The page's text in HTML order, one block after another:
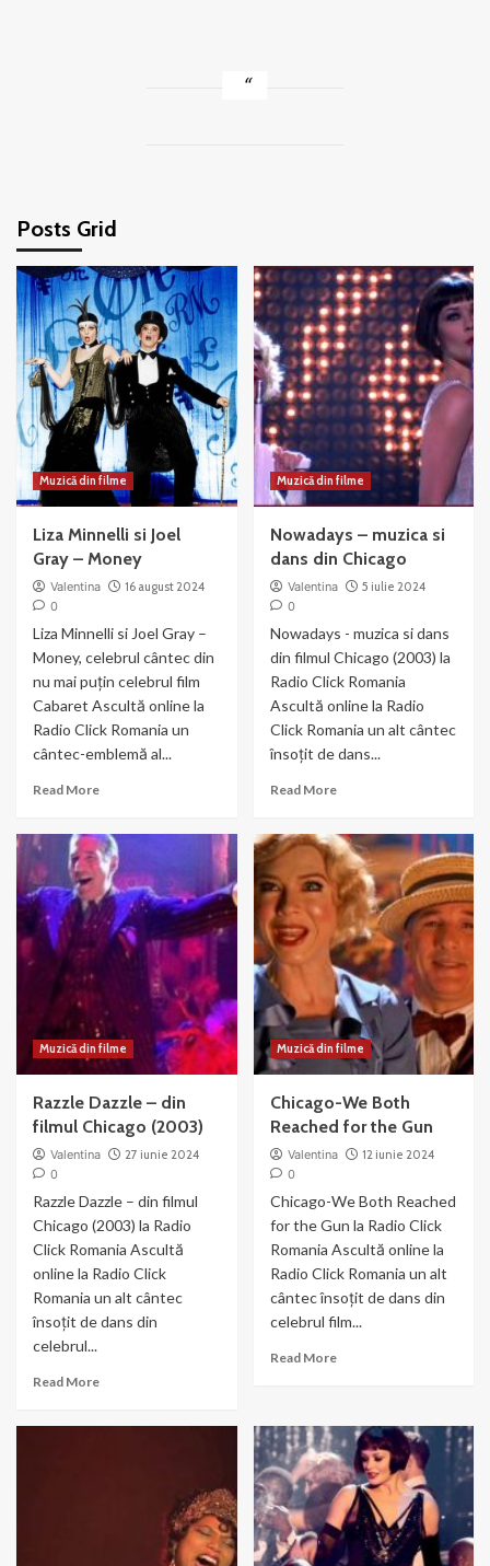
Posts Grid
Muzică din filme
Liza Minnelli si Joel
Gray – Money
Valentina
16 august 2024
0
Liza Minnelli si Joel Gray –
Money, celebrul cântec din
nu mai puțin celebrul film
Cabaret Ascultă online la
Radio Click Romania un
cântec-emblemă al...
Read MoreRead
Liza
Minnelli
si
Joel
Gray
Muzică din filme
Nowadays – muzica si
dans din Chicago
Valentina
5 iulie 2024
0
Nowadays - muzica si dans
din filmul Chicago (2003) la
Radio Click Romania
Ascultă online la Radio
Click Romania un alt cântec
însoțit de dans...
Read MoreRead
Nowadays
–
muzica
si
dans
din
Chicago
Muzică din filme
Razzle Dazzle – din
filmul Chicago (2003)
Valentina
27 iunie 2024
0
Razzle Dazzle – din filmul
Chicago (2003) la Radio
Click Romania Ascultă
online la Radio Click
Romania un alt cântec
însoțit de dans din
celebrul...
Read MoreRead
Muzică din filme
Chicago-We Both
Reached for the Gun
Valentina
12 iunie 2024
0
Chicago-We Both Reached
for the Gun la Radio Click
Romania Ascultă online la
Radio Click Romania un alt
cântec însoțit de dans din
celebrul film...
Read MoreRead
We
Both
Reached
for
the
Gun